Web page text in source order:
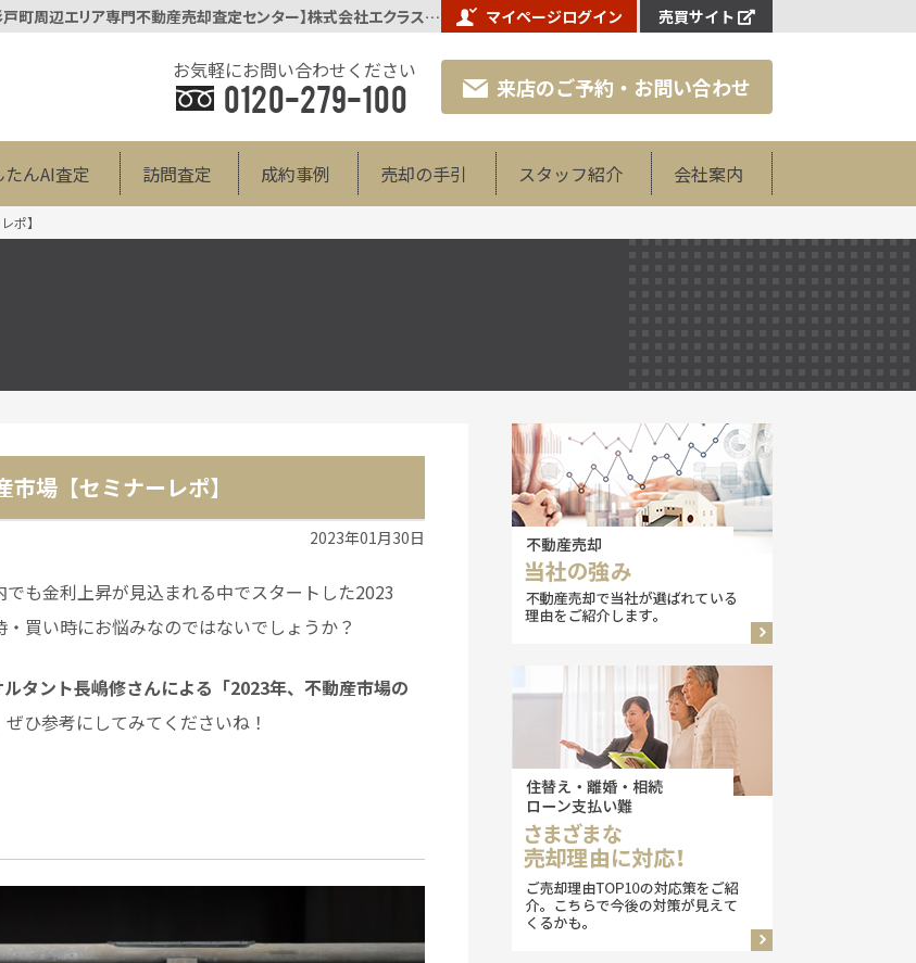
長嶋修氏が考える！2023年の不動産市場【セミナーレポ】 - 【杉戸町周辺エリア専門不動産売却査定センター】株式会社エクラスホーム マイページログイン 売買サイト
お気軽にお問い合わせください
0120-279-100 来店のご予約・お問い合わせ
たんAI査定 訪問査定 成約事例 売却の手引 スタッフ紹介 会社案内
ポ】
場【セミナーレポ】
2023年01月30日
も金利上昇が見込まれる中でスタートした2023
買い時にお悩みなのではないでしょうか？
タント長嶋修さんによる「2023年、不動産市場の
ひ参考にしてみてくださいね！